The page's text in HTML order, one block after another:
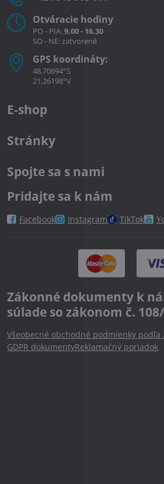
Otváracie hodiny
PO - PIA:9.00 - 16.30
SO - NE: zatvorené
GPS koordináty:
48,70694°S
21,26198°V
E-shop
Stránky
Spojte sa s nami
Pridajte sa k nám
Facebook Instagram TikTok
Zákonné dokumenty k
súlade so zákonom č.
Všeobecné obchodné podmienky podľa
GDPR dokumentyReklamačný poriadok